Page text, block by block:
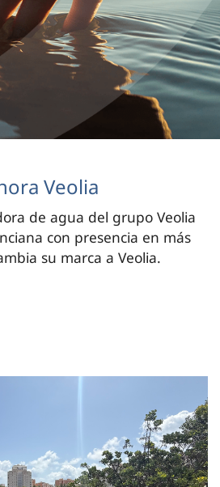
Veolia
de agua del grupo Veolia
con presencia en más
su marca a Veolia.